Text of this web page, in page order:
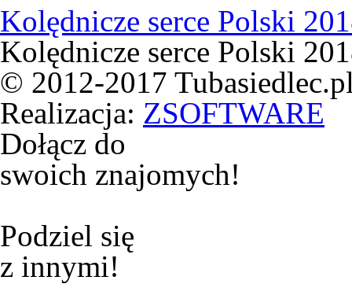
Kolędnicze serce Polski
Kolędnicze serce Polski
© 2012-2017
Realizacja: ZSOFTWARE
Dołącz do
swoich znajomych!
Podziel się
z innymi!